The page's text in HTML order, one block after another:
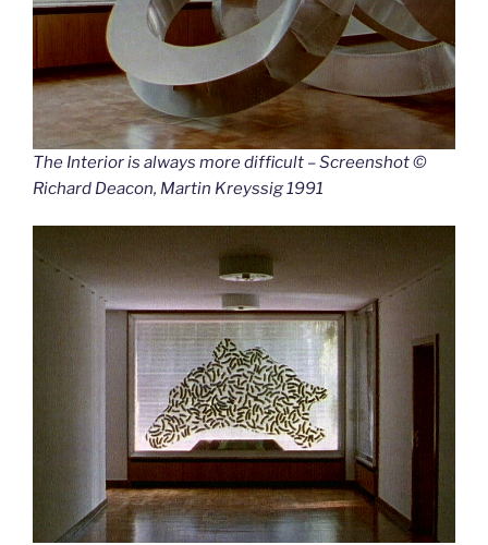
The Interior is always more difficult – Screenshot ©
Richard Deacon, Martin Kreyssig 1991